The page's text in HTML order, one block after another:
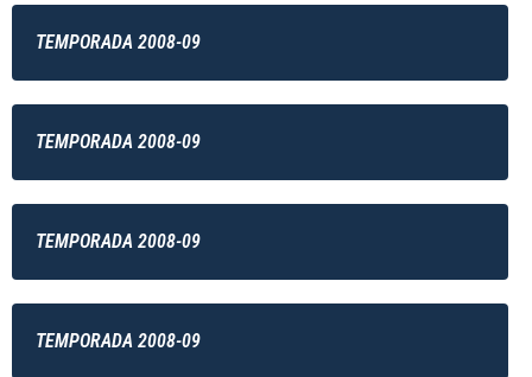
TEMPORADA 2008-09
TEMPORADA 2008-09
TEMPORADA 2008-09
TEMPORADA 2008-09